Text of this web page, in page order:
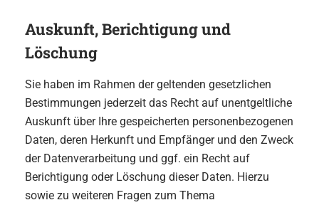
Auskunft, Berichtigung und
Löschung
Sie haben im Rahmen der geltenden gesetzlichen
Bestimmungen jederzeit das Recht auf unentgeltliche
Auskunft über Ihre gespeicherten personenbezogenen
Daten, deren Herkunft und Empfänger und den Zweck
der Datenverarbeitung und ggf. ein Recht auf
Berichtigung oder Löschung dieser Daten. Hierzu
sowie zu weiteren Fragen zum Thema